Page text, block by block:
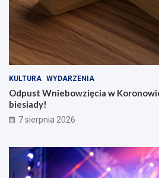
KULTURA WYDARZENIA
Odpust Wniebowzięcia w
biesiady!
7 sierpnia 2026